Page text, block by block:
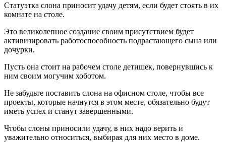
Статуэтка слона приносит удачу детям, если будет стоять в их
комнате на столе.
Это великолепное создание своим присутствием будет
активизировать работоспособность подрастающего сына или
дочурки.
Пусть она стоит на рабочем столе детишек, повернувшись к
ним своим могучим хоботом.
Не забудьте поставить слона на офисном столе, чтобы все
проекты, которые начнутся в этом месте, обязательно будут
иметь успех и станут завершенными.
Чтобы слоны приносили удачу, в них надо верить и
уважительно относиться, выбирая для них место в доме.